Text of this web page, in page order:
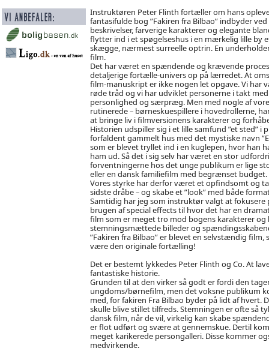
Instruktøren Peter Flinth fortæller om hans
fantasifulde bog ”Fakiren fra Bilbao” indbyder
beskrivelser, farverige karakterer og elegante
flytter ind i et spøgelseshus i en mærkelig lille by
skægge, nærmest surreelle optrin. En
film.
Det har været en spændende og krævende
detaljerige fortælle-univers op på lærredet. At
film-manuskript er ikke nogen let opgave. Vi
røde tråd og vi har udviklet personerne i takt
personlighed og særpræg. Men med nogle af
rutinerede – børneskuespillere i hovedrollerne,
at bringe liv i filmversionens karakterer og
Historien udspiller sig i et lille samfund ”et sted”
forfaldent gammelt hus med det mystiske navn
som er blevet tryllet ind i en kuglepen, hvor han
ham ud. Så det i sig selv har været en stor
forventningerne hos det unge publikum er lige
eller en dansk familiefilm med begrænset budget.
Vores styrke har derfor været et opfindsomt og
sidste dråbe – og skabe et ”look” med både
Samtidig har jeg som instruktør valgt at
brugen af special effects til hvor det har en
film som er meget tro mod bogens karakterer
stemningsmættede billeder og
”Fakiren fra Bilbao” er blevet en selvstændig
være den originale fortælling!
Det er bestemt lykkedes Peter Flinth og Co. At
fantastiske historie.
Grunden til at den virker så godt er fordi den
ungdoms/børnefilm, men det voksne publikum
med, for fakiren Fra Bilbao byder på lidt af hvert.
skulle blive stillet tilfreds. Stemningen er ofte så
dansk film, når de vil, virkelig kan skabe
er flot udført og svære at gennemskue. Dertil
meget karikerede persongalleri. Disse kommer
medvirkende.